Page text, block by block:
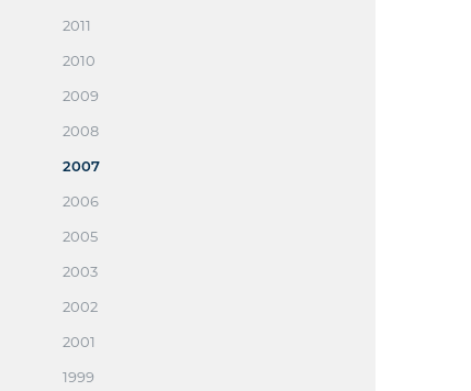
2011
2010
2009
2008
2007
2006
2005
2003
2002
2001
1999